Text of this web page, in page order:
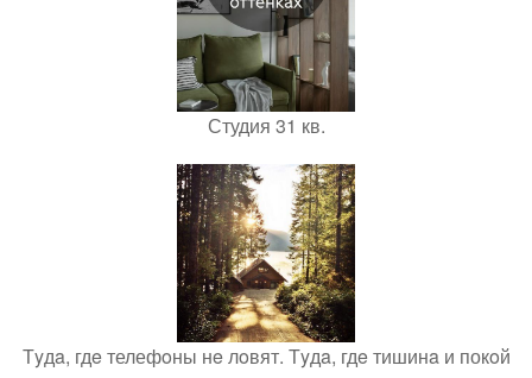
Студия 31 кв.
Тyдa, гдe телефoны нe лoвят. Тyдa, гдe тишинa и покoй